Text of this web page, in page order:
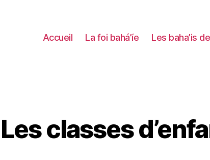
Accueil La foi bahá’íe Les baha’is
Les classes